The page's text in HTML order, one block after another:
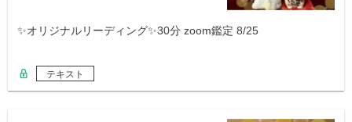
✨オリジナルリーディング✨30分 zoom鑑定 8/25
テキスト